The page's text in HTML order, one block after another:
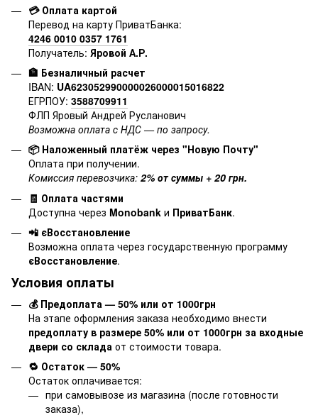
💳 Оплата картой
Перевод на карту ПриватБанка:
4246 0010 0357 1761
Получатель: Яровой А.Р.
🏦 Безналичный расчет
IBAN: UA623052990000026000015016822
ЕГРПОУ: 3588709911
ФЛП Яровый Андрей Русланович
Возможна оплата с НДС — по запросу.
📦 Наложенный платёж через "Новую Почту"
Оплата при получении.
Комиссия перевозчика: 2% от суммы + 20 грн.
🧾 Оплата частями
Доступна через Monobank и ПриватБанк.
📲 єВосстановление
Возможна оплата через государственную программу
єВосстановление.
Условия оплаты
💰 Предоплата — 50% или от 1000грн
На этапе оформления заказа необходимо внести
предоплату в размере 50% или от 1000грн за входные
двери со склада от стоимости товара.
🔁 Остаток — 50%
Остаток оплачивается:
при самовывозе из магазина (после готовности
заказа),